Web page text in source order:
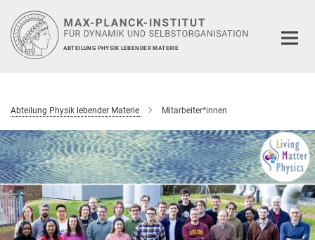
Hauptinhalt
ABTEILUNG PHYSIK LEBENDER MATERIE
Abteilung Physik lebender Materie Mitarbeiter*innen